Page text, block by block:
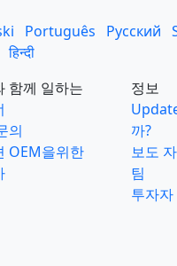
Português Русский
हिन्दी
함께 일하는
의
OEM을위한
정보
까?
보도
팀
투자자